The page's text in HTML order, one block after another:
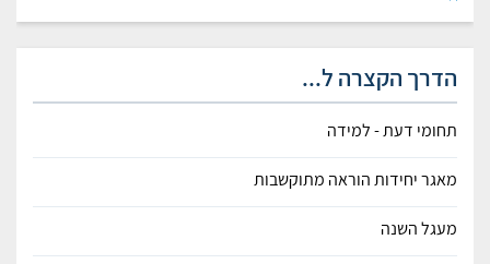
הדרך הקצרה ל...
תחומי דעת - למידה
מאגר יחידות הוראה מתוקשבות
מעגל השנה